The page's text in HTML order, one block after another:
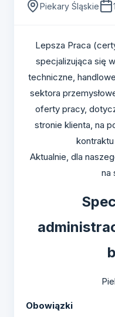
Piekary Śląskie
Lepsza Praca
specjalizująca się
techniczne,
sektora
oferty pracy,
stronie klienta, na
Aktualnie, dla
na
Obowiązki